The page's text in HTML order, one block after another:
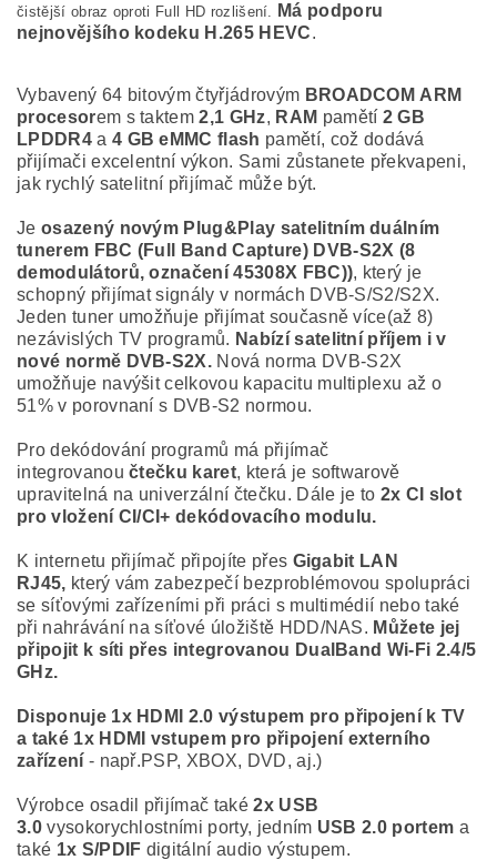
čistější obraz oproti Full HD rozlišení. Má podporu
nejnovějšího kodeku H.265 HEVC.
Vybavený 64 bitovým čtyřjádrovým BROADCOM ARM
procesorem s taktem2,1 GHz, RAM pamětí 2 GB
LPDDR4a 4 GB eMMC flash pamětí, což dodává
přijímači excelentní výkon. Sami zůstanete překvapeni,
jak rychlý satelitní přijímač může být.
Je osazený novým Plug&Play satelitním duálním
tunerem FBC (Full Band Capture) DVB-S2X (8
demodulátorů, označení 45308X FBC)), který je
schopný přijímat signály v normách DVB-S/S2/S2X.
Jeden tuner umožňuje přijímat současně více(až 8)
nezávislých TV programů. Nabízí satelitní příjem i v
nové normě DVB-S2X. Nová norma DVB-S2X
umožňuje navýšit celkovou kapacitu multiplexu až o
51% v porovnaní s DVB-S2 normou.
Pro dekódování programů má přijímač
integrovanoučtečku karet, která je softwarově
upravitelná na univerzální čtečku. Dále je to 2x CI slot
pro vložení CI/CI+ dekódovacího modulu.
K internetu přijímač připojíte přes Gigabit LAN
RJ45, který vám zabezpečí bezproblémovou spolupráci
se síťovými zařízeními při práci s multimédií nebo také
při nahrávání na síťové úložiště HDD/NAS. Můžete jej
připojit k síti přes integrovanou DualBand Wi-Fi 2.4/5
GHz.
Disponuje 1x HDMI 2.0 výstupem pro připojení k TV
a také 1x HDMI vstupem pro připojení externího
zařízení - např.PSP, XBOX, DVD, aj.)
Výrobce osadil přijímač také2x USB
3.0vysokorychlostními porty, jedním USB 2.0 portem a
také 1x S/PDIF digitální audio výstupem.